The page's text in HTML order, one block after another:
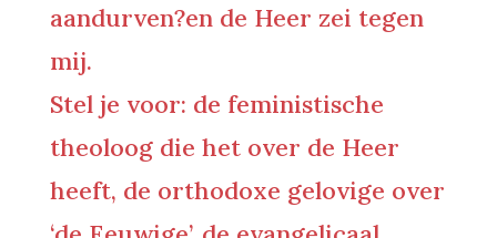
aandurven?en de Heer zei tegen
mij.
Stel je voor: de feministische
theoloog die het over de Heer
heeft, de orthodoxe gelovige over